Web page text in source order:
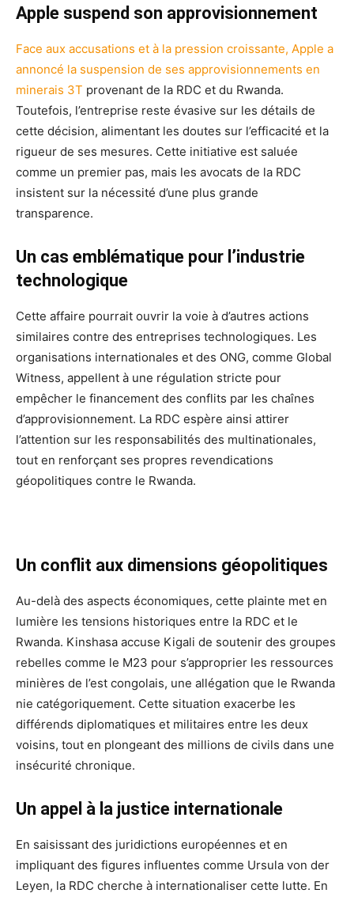
Apple suspend son approvisionnement
Face aux accusations et à la pression croissante, Apple a
annoncé la suspension de ses approvisionnements en
minerais 3T provenant de la RDC et du Rwanda.
Toutefois, l’entreprise reste évasive sur les détails de
cette décision, alimentant les doutes sur l’efficacité et la
rigueur de ses mesures. Cette initiative est saluée
comme un premier pas, mais les avocats de la RDC
insistent sur la nécessité d’une plus grande
transparence.
Un cas emblématique pour l’industrie
technologique
Cette affaire pourrait ouvrir la voie à d’autres actions
similaires contre des entreprises technologiques. Les
organisations internationales et des ONG, comme Global
Witness, appellent à une régulation stricte pour
empêcher le financement des conflits par les chaînes
d’approvisionnement. La RDC espère ainsi attirer
l’attention sur les responsabilités des multinationales,
tout en renforçant ses propres revendications
géopolitiques contre le Rwanda.
Un conflit aux dimensions géopolitiques
Au-delà des aspects économiques, cette plainte met en
lumière les tensions historiques entre la RDC et le
Rwanda. Kinshasa accuse Kigali de soutenir des groupes
rebelles comme le M23 pour s’approprier les ressources
minières de l’est congolais, une allégation que le Rwanda
nie catégoriquement. Cette situation exacerbe les
différends diplomatiques et militaires entre les deux
voisins, tout en plongeant des millions de civils dans une
insécurité chronique.
Un appel à la justice internationale
En saisissant des juridictions européennes et en
impliquant des figures influentes comme Ursula von der
Leyen, la RDC cherche à internationaliser cette lutte. En